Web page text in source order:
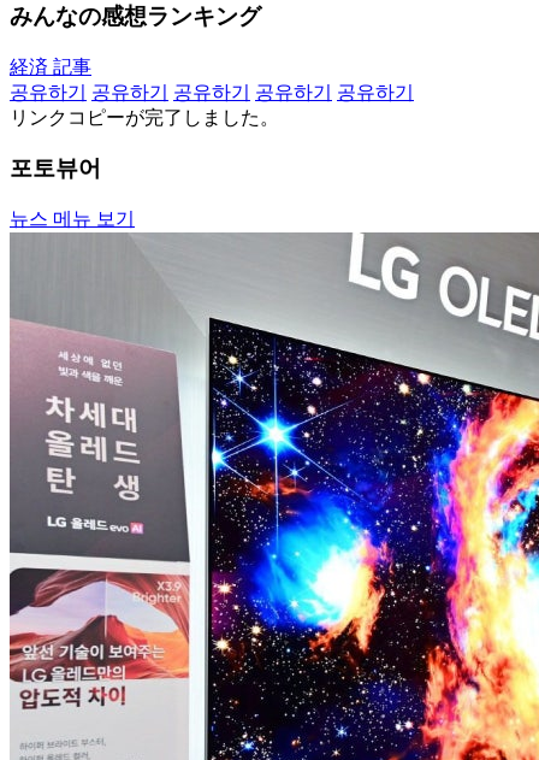
みんなの感想ランキング
経済 記事
공유하기
공유하기 공유하기 공유하기
공유하기
リンクコピーが完了しました。
포토뷰어
뉴스 메뉴 보기